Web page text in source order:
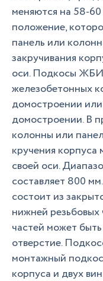
меняются на 58-60
положение,
панель или
закручивания
оси. Подкосы
железобетонных
домостроении
домостроении. В
колонны или
кручения корпуса
своей оси.
составляет 800
состоит из
нижней
частей может
отверстие.
монтажный
корпуса и двух